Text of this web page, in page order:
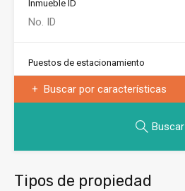
Inmueble ID
Puestos de estacionamiento
Buscar por características
Buscar
Tipos de propiedad